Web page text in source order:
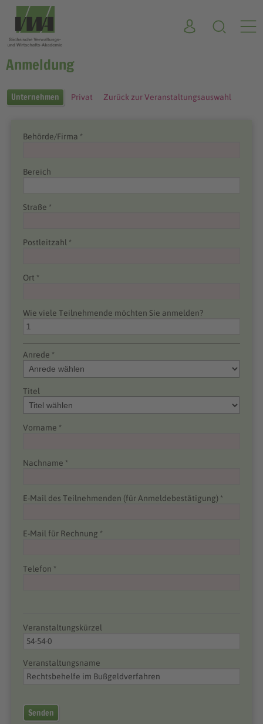
Anmeldung
Unternehmen Privat Zurück zur Veranstaltungsauswahl
Behörde/Firma *
Bereich
Straße *
Postleitzahl *
Ort *
Wie viele Teilnehmende möchten Sie anmelden?
Anrede *
Titel
Vorname *
Nachname *
E-Mail des Teilnehmenden (für Anmeldebestätigung) *
E-Mail für Rechnung *
Telefon *
Veranstaltungskürzel
Veranstaltungsname
Senden